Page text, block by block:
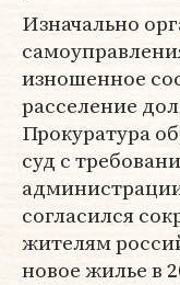
Изначально
изношенное
расселение
Прокуратура
суд с
согласился
жителям
новое жилье в